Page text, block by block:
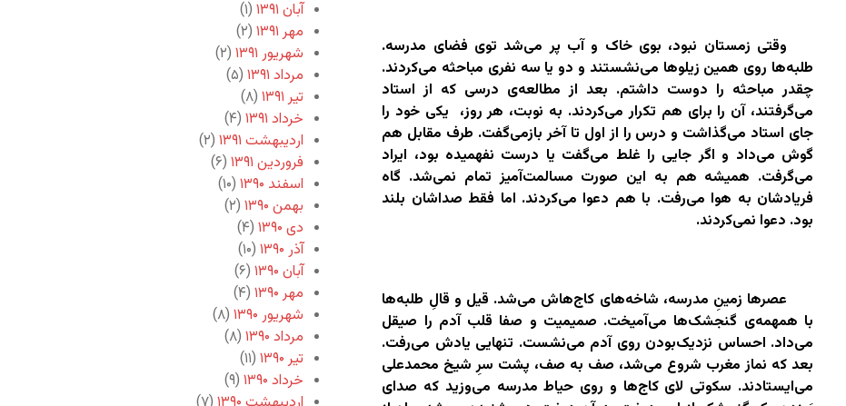
وقتی زمستان نبود، بوی خاک و آب پر می‌شد توی فضای مدرسه.
طلبه‌ها روی همین زیلوها می‌نشستند و دو یا سه نفری مباحثه می‌کردند.
چقدر مباحثه را دوست داشتم. بعد از مطالعه‌ی درسی که از استاد
می‌گرفتند، آن را برای هم تکرار می‌کردند. به نوبت، هر روز، یکی خود را
جای استاد می‌گذاشت و درس را از اول تا آخر بازمی‌گفت. طرف مقابل هم
گوش می‌داد و اگر جایی را غلط می‌گفت یا درست نفهمیده بود، ایراد
می‌گرفت. همیشه هم به این صورت مسالمت‌آمیز تمام نمی‌شد. گاه
فریادشان به هوا می‌رفت. با هم دعوا می‌کردند. اما فقط صداشان بلند
بود. دعوا نمی‌کردند.
عصرها زمینِ مدرسه، شاخه‌های‌ کاج‌هاش می‌شد. قیل و قالِ طلبه‌ها
با همهمه‌ی گنجشک‌ها می‌آمیخت. صمیمیت و صفا قلب آدم را صیقل
می‌داد. احساس نزدیک‌بودن روی آدم می‌نشست. تنهایی‌ یادش می‌رفت.
بعد که نماز مغرب شروع می‌شد، صف به صف، پشت سرِ شیخ محمدعلی
می‌ایستادند. سکوتی لای کاج‌ها و روی حیاط مدرسه می‌وزید که صدای
آبان ۱۳۹۱
(۱)
مهر ۱۳۹۱
(۲)
شهریور ۱۳۹۱
(۲)
مرداد ۱۳۹۱
(۵)
تیر ۱۳۹۱
(۸)
خرداد ۱۳۹۱
(۴)
اردیبهشت ۱۳۹۱
(۲)
فروردین ۱۳۹۱
(۶)
اسفند ۱۳۹۰
(۱۰)
بهمن ۱۳۹۰
(۲)
دی ۱۳۹۰
(۴)
آذر ۱۳۹۰
(۱۰)
آبان ۱۳۹۰
(۶)
مهر ۱۳۹۰
(۴)
شهریور ۱۳۹۰
(۸)
مرداد ۱۳۹۰
(۸)
تیر ۱۳۹۰
(۱۱)
خرداد ۱۳۹۰
(۹)